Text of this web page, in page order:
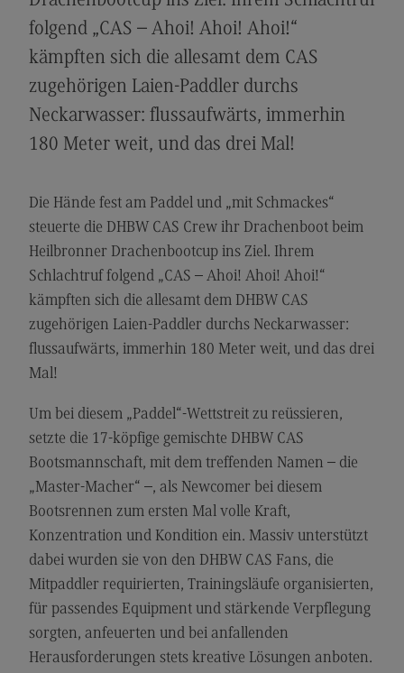
Modulangebot
Berufsperspektiven
Kontakt
Digital Business Management
Digital Business Management
Berufsperspektiven
Kontakt
Digitalisierung in der Sozialen Arbeit
Digitalisierung in der Sozialen Arbeit
Modulangebot
Berufsperspektiven
Kontakt
Elektrotechnik und Informationstechnik
Elektrotechnik und Informationstechnik
Profil-O-Mat Elektrotechnik und
Informationstechnik
(External link)
Rahmenbedingungen
Modulangebot
Berufsperspektiven
Kontakt
folgend „CAS – Ahoi! Ahoi! Ahoi!“
kämpften sich die allesamt dem CAS
zugehörigen Laien-Paddler durchs
Neckarwasser: flussaufwärts, immerhin
180 Meter weit, und das drei Mal!
Die Hände fest am Paddel und „mit Schmackes“
steuerte die DHBW CAS Crew ihr Drachenboot beim
Heilbronner Drachenbootcup ins Ziel. Ihrem
Schlachtruf folgend „CAS – Ahoi! Ahoi! Ahoi!“
kämpften sich die allesamt dem DHBW CAS
zugehörigen Laien-Paddler durchs Neckarwasser:
flussaufwärts, immerhin 180 Meter weit, und das drei
Mal!
Um bei diesem „Paddel“-Wettstreit zu reüssieren,
setzte die 17-köpfige gemischte DHBW CAS
Bootsmannschaft, mit dem treffenden Namen – die
„Master-Macher“ –, als Newcomer bei diesem
Bootsrennen zum ersten Mal volle Kraft,
Konzentration und Kondition ein. Massiv unterstützt
dabei wurden sie von den DHBW CAS Fans, die
Mitpaddler requirierten, Trainingsläufe organisierten,
für passendes Equipment und stärkende Verpflegung
sorgten, anfeuerten und bei anfallenden
Herausforderungen stets kreative Lösungen anboten.